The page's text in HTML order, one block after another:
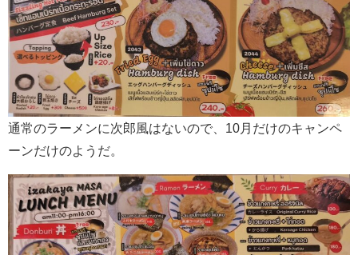
通常のラーメンに次郎風はないので、10月だけのキャンペ
ーンだけのようだ。